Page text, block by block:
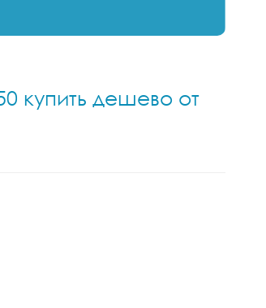
купить дешево от